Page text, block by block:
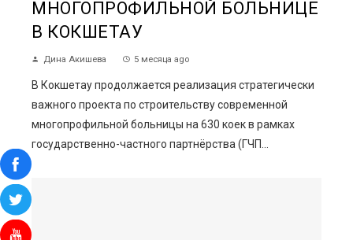
МНОГОПРОФИЛЬНОЙ БОЛЬНИЦЕ
В КОКШЕТАУ
Дина Акишева 5 месяца ago
В Кокшетау продолжается реализация стратегически
важного проекта по строительству современной
многопрофильной больницы на 630 коек в рамках
государственно-частного партнёрства (ГЧП...